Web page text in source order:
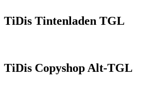
TiDis Tintenladen TGL
TiDis Copyshop Alt-TGL